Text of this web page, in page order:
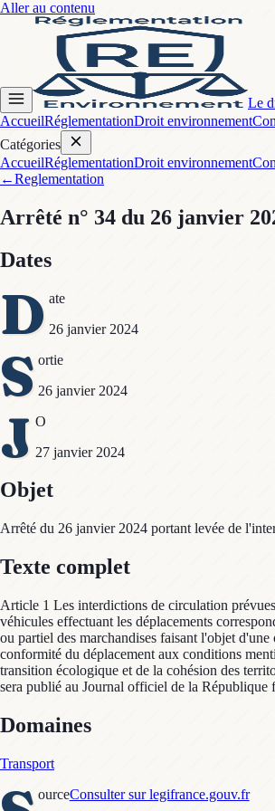
Aller au contenu
Le
AccueilRéglementationDroit environnement
Catégories
AccueilRéglementationDroit environnement
←Reglementation
Arrêté n° 34 du 26 janvier
Dates
D ate
26 janvier 2024
S ortie
26 janvier 2024
J O
27 janvier 2024
Objet
Arrêté du 26 janvier 2024 portant levée de
Texte complet
Article 1 Les interdictions de circulation
véhicules effectuant les déplacements
ou partiel des marchandises faisant l'objet
conformité du déplacement aux conditions
transition écologique et de la cohésion des
sera publié au Journal officiel de la République
Domaines
Transport
ourceConsulter sur legifrance.gouv.fr